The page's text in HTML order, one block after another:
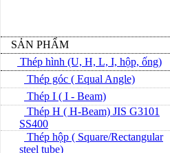
SẢN PHẨM
Thép hình (U, H, L, I, hộp, ống)
Thép góc ( Equal Angle)
Thép I ( I - Beam)
Thép H ( H-Beam) JIS G3101
SS400
Thép hộp ( Square/Rectangular
steel tube)